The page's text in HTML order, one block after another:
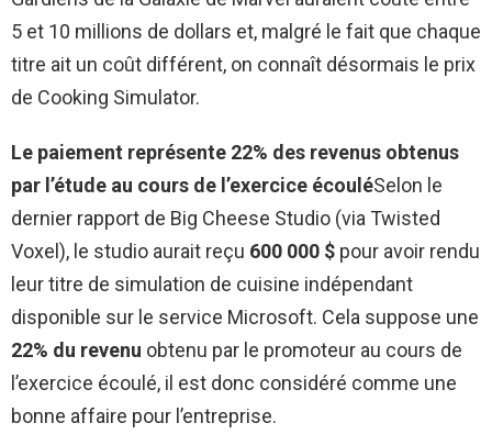
5 et 10 millions de dollars et, malgré le fait que chaque
titre ait un coût différent, on connaît désormais le prix
de Cooking Simulator.
Le paiement représente 22% des revenus obtenus
par l’étude au cours de l’exercice écouléSelon le
dernier rapport de Big Cheese Studio (via Twisted
Voxel), le studio aurait reçu 600 000 $ pour avoir rendu
leur titre de simulation de cuisine indépendant
disponible sur le service Microsoft. Cela suppose une
22% du revenu obtenu par le promoteur au cours de
l’exercice écoulé, il est donc considéré comme une
bonne affaire pour l’entreprise.